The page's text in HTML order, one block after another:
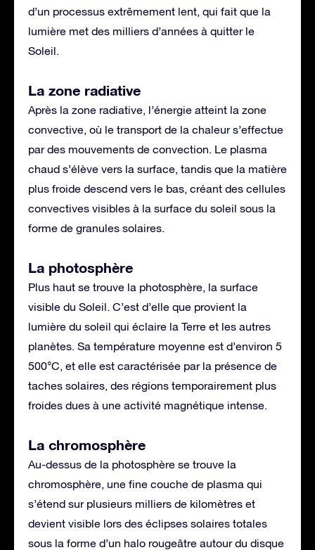
d’un processus extrêmement lent, qui fait que la
lumière met des milliers d’années à quitter le
Soleil.
La zone radiative
Après la zone radiative, l’énergie atteint la zone
convective, où le transport de la chaleur s’effectue
par des mouvements de convection. Le plasma
chaud s’élève vers la surface, tandis que la matière
plus froide descend vers le bas, créant des cellules
convectives visibles à la surface du soleil sous la
forme de granules solaires.
La photosphère
Plus haut se trouve la photosphère, la surface
visible du Soleil. C’est d’elle que provient la
lumière du soleil qui éclaire la Terre et les autres
planètes. Sa température moyenne est d’environ 5
500°C, et elle est caractérisée par la présence de
taches solaires, des régions temporairement plus
froides dues à une activité magnétique intense.
La chromosphère
Au-dessus de la photosphère se trouve la
chromosphère, une fine couche de plasma qui
s’étend sur plusieurs milliers de kilomètres et
devient visible lors des éclipses solaires totales
sous la forme d’un halo rougeâtre autour du disque